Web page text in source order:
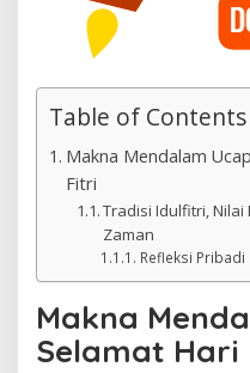
Table of Contents
Makna Mendalam
Fitri
Tradisi Idulfitri,
Zaman
Refleksi
Makna
Selamat